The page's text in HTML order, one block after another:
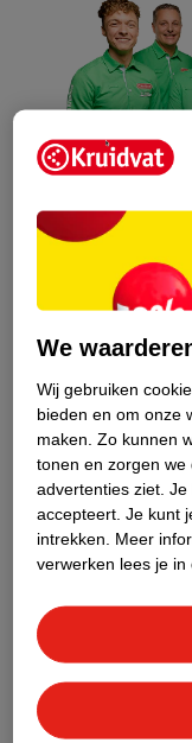
Kruidvat is een
zelfzorg, ook
gezondheidsvraag
Stel je
Ook in deze
Kruidvat.nl
Laat je
Kruidvat is
We
Wij gebruiken
bieden en om onze
maken. Zo kunnen
tonen en zorgen
advertenties ziet. Je
accepteert. Je kunt
intrekken.
Meer
verwerken lees je in